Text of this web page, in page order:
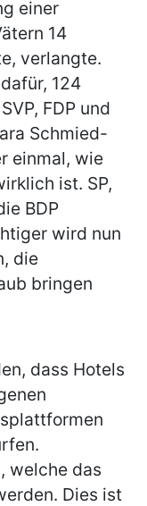
einer
14
verlangte.
124
FDP und
Schmied-
einmal, wie
ist. SP,
BDP
wird nun
die
bringen
dass Hotels
welche das
Dies ist